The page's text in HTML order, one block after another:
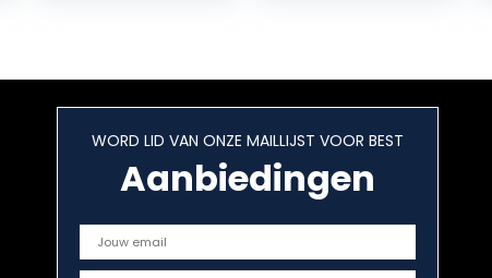
Cake, fruit,
Dessert (Sliver)
WORD LID VAN ONZE MAILLIJST VOOR BEST
Aanbiedingen